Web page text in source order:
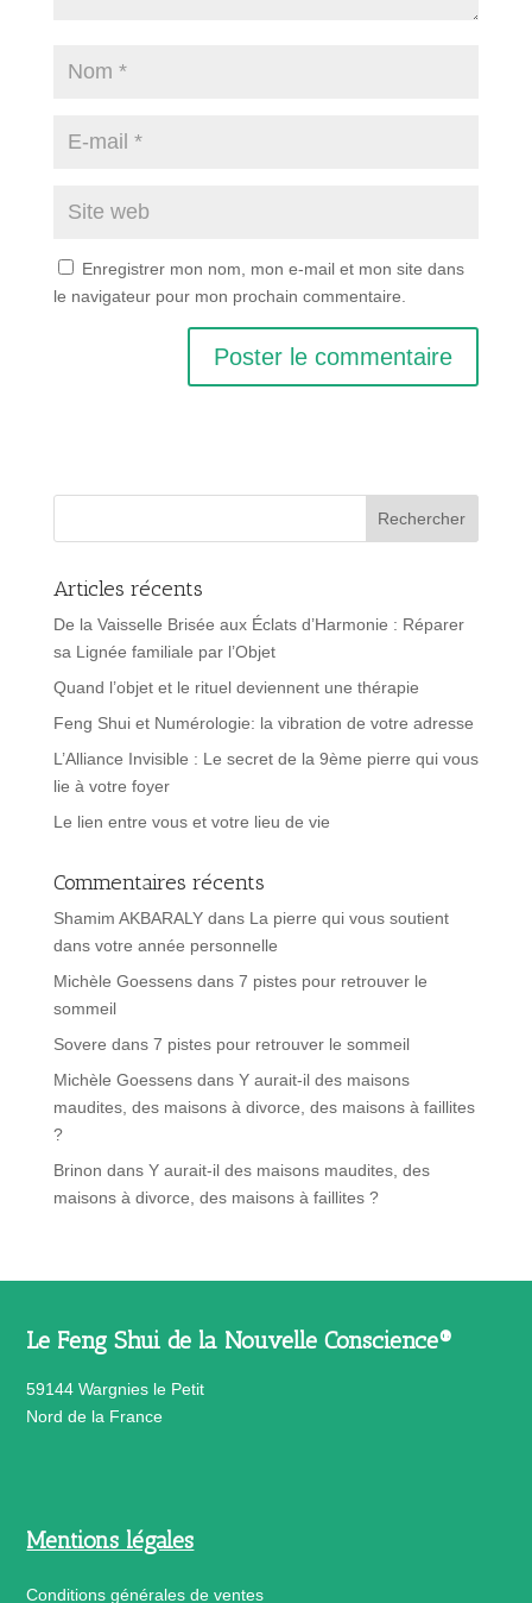
Enregistrer mon nom, mon e-mail et mon site dans
le navigateur pour mon prochain commentaire.
Articles récents
De la Vaisselle Brisée aux Éclats d’Harmonie : Réparer
sa Lignée familiale par l’Objet
Quand l’objet et le rituel deviennent une thérapie
Feng Shui et Numérologie: la vibration de votre adresse
L’Alliance Invisible : Le secret de la 9ème pierre qui vous
lie à votre foyer
Le lien entre vous et votre lieu de vie
Commentaires récents
Shamim AKBARALYdans La pierre qui vous soutient
dans votre année personnelle
Michèle Goessensdans 7 pistes pour retrouver le
sommeil
Sovere dans 7 pistes pour retrouver le sommeil
Michèle Goessensdans Y aurait-il des maisons
maudites, des maisons à divorce, des maisons à faillites
?
Brinon dans Y aurait-il des maisons maudites, des
maisons à divorce, des maisons à faillites ?
Le Feng Shui de la Nouvelle Conscience®
59144 Wargnies le Petit
Nord de la France
Mentions légales
Conditions générales de ventes